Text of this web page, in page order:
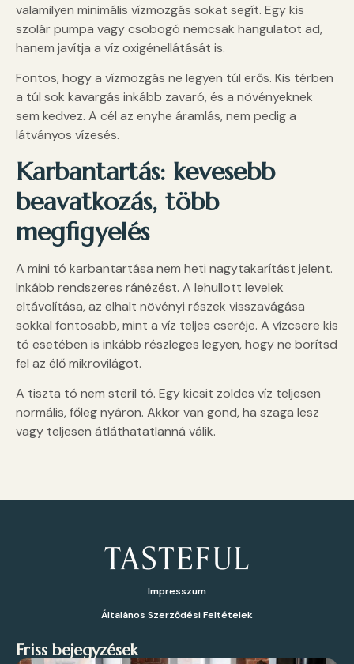
valamilyen minimális vízmozgás sokat segít. Egy kis
szolár pumpa vagy csobogó nemcsak hangulatot ad,
hanem javítja a víz oxigénellátását is.
Fontos, hogy a vízmozgás ne legyen túl erős. Kis térben
a túl sok kavargás inkább zavaró, és a növényeknek
sem kedvez. A cél az enyhe áramlás, nem pedig a
látványos vízesés.
Karbantartás: kevesebb
beavatkozás, több
megfigyelés
A mini tó karbantartása nem heti nagytakarítást jelent.
Inkább rendszeres ránézést. A lehullott levelek
eltávolítása, az elhalt növényi részek visszavágása
sokkal fontosabb, mint a víz teljes cseréje. A vízcsere kis
tó esetében is inkább részleges legyen, hogy ne borítsd
fel az élő mikrovilágot.
A tiszta tó nem steril tó. Egy kicsit zöldes víz teljesen
normális, főleg nyáron. Akkor van gond, ha szaga lesz
vagy teljesen átláthatatlanná válik.
Impresszum
Általános Szerződési Feltételek
Friss bejegyzések